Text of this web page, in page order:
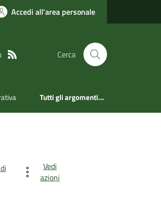
Accedi all'area personale
Cerca
Tutti gli argomenti...
Vedi
azioni